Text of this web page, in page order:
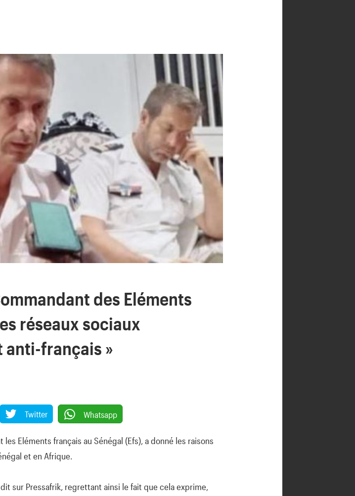
des Eléments
réseaux sociaux
anti-français »
Twitter Whatsapp
Eléments français au Sénégal (Efs), a donné les raisons
et en Afrique.
sur Pressafrik, regrettant ainsi le fait que cela exprime,